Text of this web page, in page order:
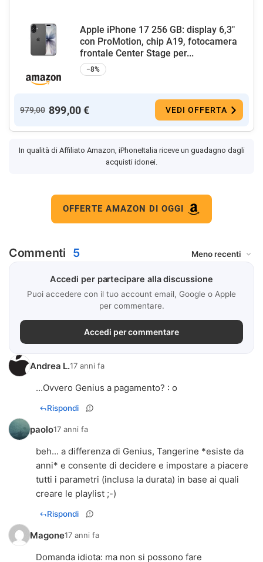
Apple iPhone 17 256 GB: display 6,3"
con ProMotion, chip A19, fotocamera
frontale Center Stage per...
−8%
979,00 899,00 € VEDI OFFERTA
In qualità di Affiliato Amazon, iPhoneItalia riceve un guadagno dagli
acquisti idonei.
OFFERTE AMAZON DI OGGI
Commenti 5
Accedi per partecipare alla discussione
Puoi accedere con il tuo account email, Google o Apple
per commentare.
Accedi per commentare
Andrea L.17 anni fa
...Ovvero Genius a pagamento? : o
Rispondi
paolo17 anni fa
beh... a differenza di Genius, Tangerine *esiste da
anni* e consente di decidere e impostare a piacere
tutti i parametri (inclusa la durata) in base ai quali
creare le playlist ;-)
Rispondi
Magone17 anni fa
Domanda idiota: ma non si possono fare